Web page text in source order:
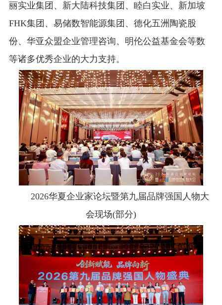
丽实业集团、新大陆科技集团、睦白实业、新加坡
FHK集团、易储数智能源集团、德化五洲陶瓷股
份、华亚众盟企业管理咨询、明伦公益基金会等数
等诸多优秀企业的大力支持。
2026华夏企业家论坛暨第九届品牌强国人物大
会现场(部分)